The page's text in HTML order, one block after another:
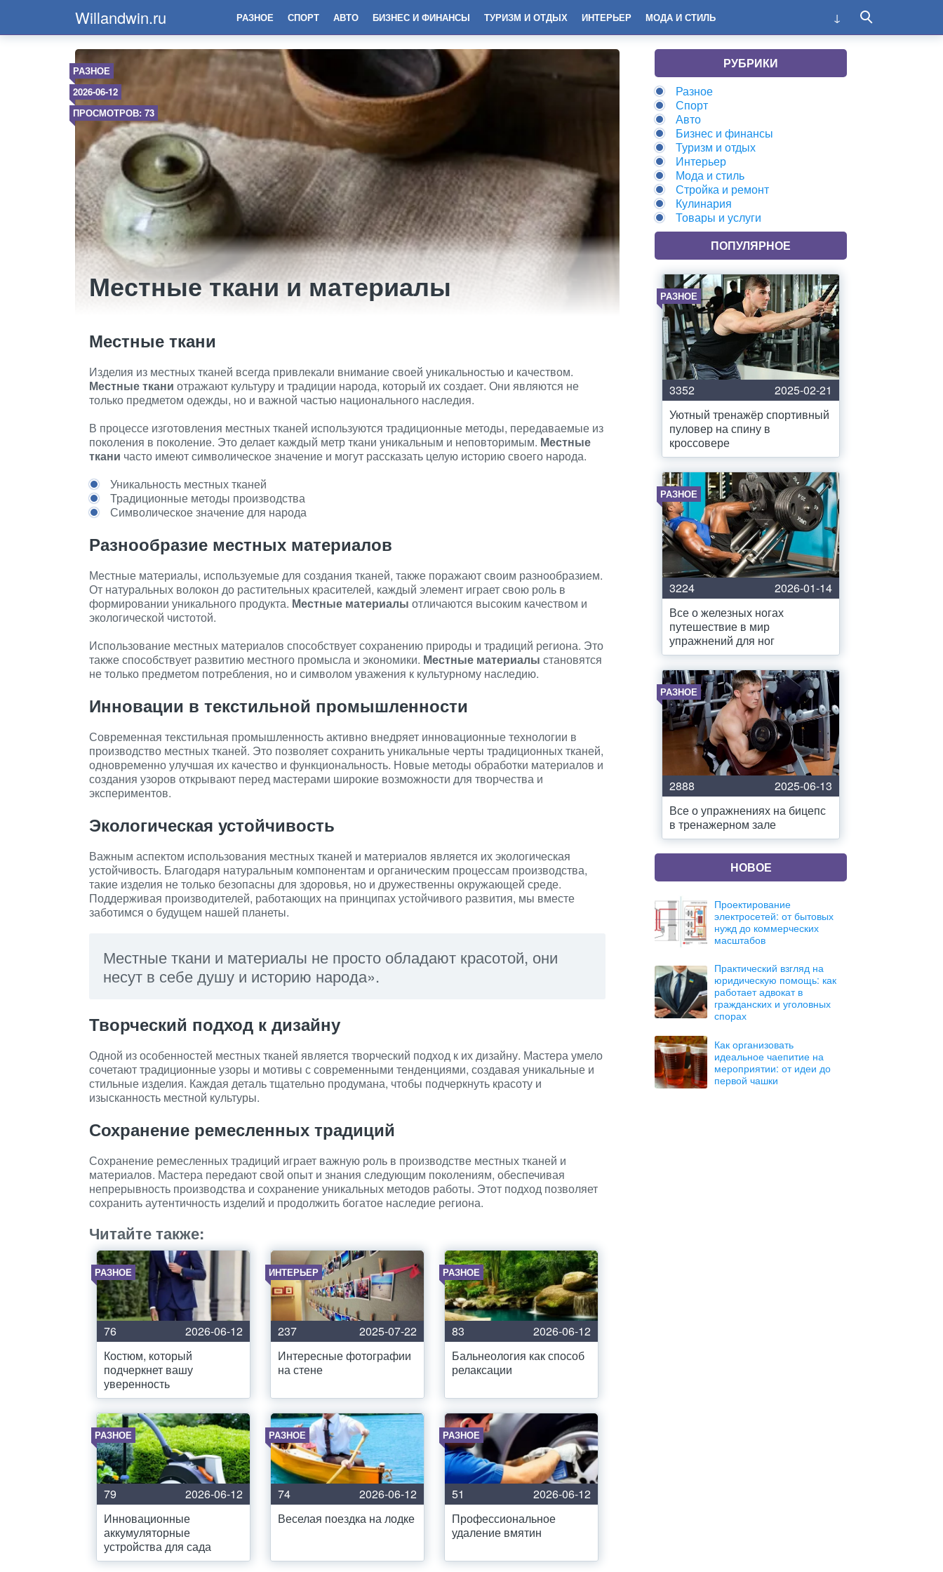
Willandwin.ru РАЗНОЕ СПОРТ АВТО БИЗНЕС И ФИНАНСЫ ТУРИЗМ И ОТДЫХ ИНТЕРЬЕР МОДА И СТИЛЬ
РАЗНОЕ
2026-06-12
ПРОСМОТРОВ: 73
Местные ткани и материалы
Местные ткани
Изделия из местных тканей всегда привлекали внимание своей уникальностью и качеством.
Местные ткани отражают культуру и традиции народа, который их создает. Они являются не
только предметом одежды, но и важной частью национального наследия.
В процессе изготовления местных тканей используются традиционные методы, передаваемые из
поколения в поколение. Это делает каждый метр ткани уникальным и неповторимым. Местные
ткани часто имеют символическое значение и могут рассказать целую историю своего народа.
Уникальность местных тканей
Традиционные методы производства
Символическое значение для народа
Разнообразие местных материалов
Местные материалы, используемые для создания тканей, также поражают своим разнообразием.
От натуральных волокон до растительных красителей, каждый элемент играет свою роль в
формировании уникального продукта. Местные материалы отличаются высоким качеством и
экологической чистотой.
Использование местных материалов способствует сохранению природы и традиций региона. Это
также способствует развитию местного промысла и экономики. Местные материалы становятся
не только предметом потребления, но и символом уважения к культурному наследию.
Инновации в текстильной промышленности
Современная текстильная промышленность активно внедряет инновационные технологии в
производство местных тканей. Это позволяет сохранить уникальные черты традиционных тканей,
одновременно улучшая их качество и функциональность. Новые методы обработки материалов и
создания узоров открывают перед мастерами широкие возможности для творчества и
экспериментов.
Экологическая устойчивость
Важным аспектом использования местных тканей и материалов является их экологическая
устойчивость. Благодаря натуральным компонентам и органическим процессам производства,
такие изделия не только безопасны для здоровья, но и дружественны окружающей среде.
Поддерживая производителей, работающих на принципах устойчивого развития, мы вместе
заботимся о будущем нашей планеты.
Местные ткани и материалы не просто обладают красотой, они
несут в себе душу и историю народа».
Творческий подход к дизайну
Одной из особенностей местных тканей является творческий подход к их дизайну. Мастера умело
сочетают традиционные узоры и мотивы с современными тенденциями, создавая уникальные и
стильные изделия. Каждая деталь тщательно продумана, чтобы подчеркнуть красоту и
изысканность местной культуры.
Сохранение ремесленных традиций
Сохранение ремесленных традиций играет важную роль в производстве местных тканей и
материалов. Мастера передают свой опыт и знания следующим поколениям, обеспечивая
непрерывность производства и сохранение уникальных методов работы. Этот подход позволяет
сохранить аутентичность изделий и продолжить богатое наследие региона.
Читайте также:
РАЗНОЕ
76
2026-06-12
Костюм, который
подчеркнет вашу
уверенность
ИНТЕРЬЕР
237
2025-07-22
Интересные фотографии
на стене
РАЗНОЕ
83
2026-06-12
Бальнеология как способ
релаксации
РАЗНОЕ
79
2026-06-12
Инновационные
аккумуляторные
устройства для сада
РАЗНОЕ
74
2026-06-12
Веселая поездка на лодке
РАЗНОЕ
51
2026-06-12
Профессиональное
удаление вмятин
РУБРИКИ
Разное
Спорт
Авто
Бизнес и финансы
Туризм и отдых
Интерьер
Мода и стиль
Стройка и ремонт
Кулинария
Товары и услуги
ПОПУЛЯРНОЕ
РАЗНОЕ
3352
2025-02-21
Уютный тренажёр спортивный
пуловер на спину в
кроссовере
РАЗНОЕ
3224
2026-01-14
Все о железных ногах
путешествие в мир
упражнений для ног
РАЗНОЕ
2888
2025-06-13
Все о упражнениях на бицепс
в тренажерном зале
НОВОЕ
Проектирование
электросетей: от бытовых
нужд до коммерческих
масштабов
Практический взгляд на
юридическую помощь: как
работает адвокат в
гражданских и уголовных
спорах
Как организовать
идеальное чаепитие на
мероприятии: от идеи до
первой чашки